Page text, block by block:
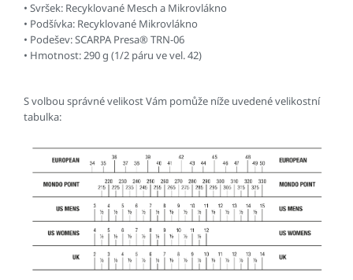
• Svršek: Recyklované Mesch a Mikrovlákno
• Podšívka: Recyklované Mikrovlákno
• Podešev: SCARPA Presa® TRN-06
• Hmotnost: 290 g (1/2 páru ve vel. 42)
S volbou správné velikost Vám pomůže níže uvedené velikostní
tabulka: